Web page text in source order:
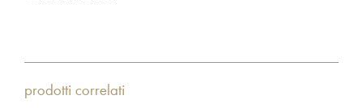
prodotti correlati